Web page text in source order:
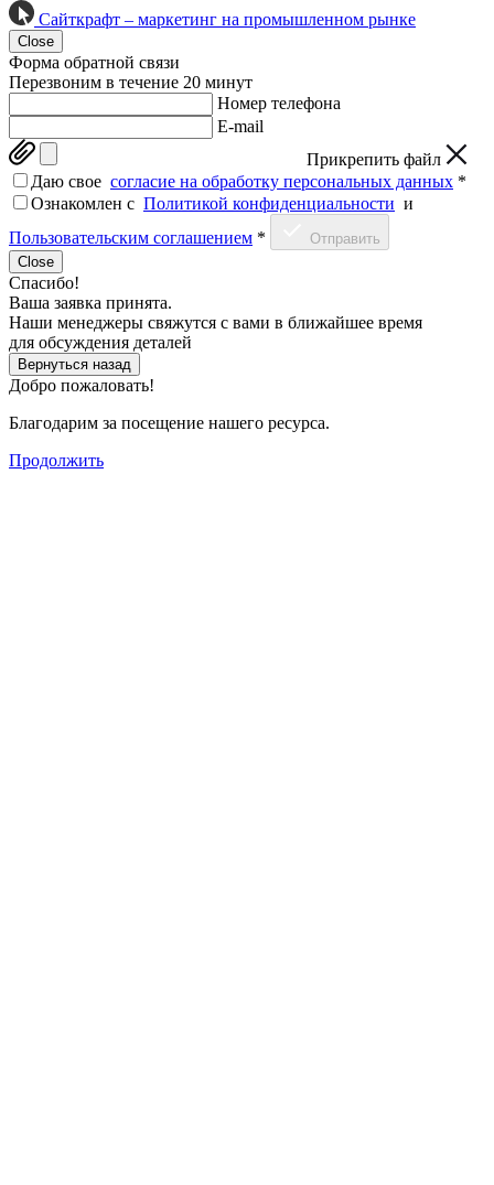
Сайткрафт – маркетинг на промышленном рынке
Close
Форма обратной связи
Перезвоним в течение 20 минут
Номер телефона
E-mail
Прикрепить файл
Даю свое согласие на обработку персональных данных *
Ознакомлен c Политикой конфиденциальности и
Пользовательским соглашением *
Отправить
Close
Спасибо!
Ваша заявка принята.
Наши менеджеры свяжутся с вами в ближайшее время
для обсуждения деталей
Вернуться назад
Добро пожаловать!
Благодарим за посещение нашего ресурса.
Продолжить